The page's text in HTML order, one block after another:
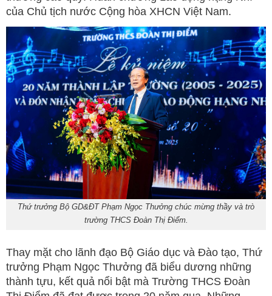
của Chủ tịch nước Cộng hòa XHCN Việt Nam.
Thứ trưởng Bộ GD&ĐT Phạm Ngọc Thưởng chúc mừng thầy và trò
trường THCS Đoàn Thị Điểm.
Thay mặt cho lãnh đạo Bộ Giáo dục và Đào tạo, Thứ
trưởng Phạm Ngọc Thưởng đã biểu dương những
thành tựu, kết quả nổi bật mà Trường THCS Đoàn